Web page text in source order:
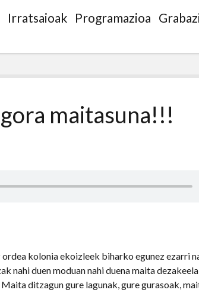
Irratsaioak Programazioa
maitasuna!!!
kolonia ekoizleek biharko egunez ezarri
nahi duen moduan nahi duena maita dezakeela
ditzagun gure lagunak, gure gurasoak,